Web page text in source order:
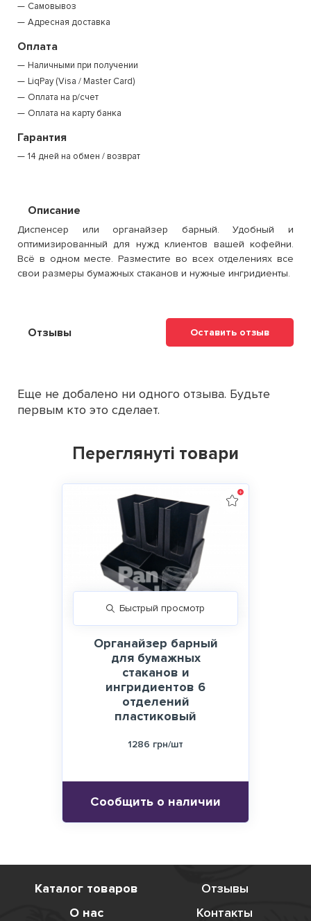
Самовывоз
Адресная доставка
Оплата
Наличными при получении
LiqPay (Visa / Master Card)
Оплата на р/счет
Оплата на карту банка
Гарантия
14 дней на обмен / возврат
Описание
Диспенсер или органайзер барный. Удобный и
оптимизированный для нужд клиентов вашей кофейни.
Всё в одном месте. Разместите во всех отделениях все
свои размеры бумажных стаканов и нужные ингридиенты.
Отзывы Оставить отзыв
Еще не добалено ни одного отзыва. Будьте
первым кто это сделает.
Переглянуті товари
Быстрый просмотр
Органайзер барный
для бумажных
стаканов и
ингридиентов 6
отделений
пластиковый
1286 грн/шт
Сообщить о наличии
Каталог товаров
Отзывы
О нас
Контакты